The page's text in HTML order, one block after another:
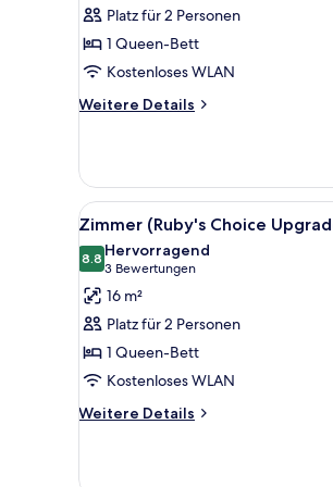
anzeigen
Platz für 2 Personen
1 Queen-Bett
Kostenloses WLAN
Weitere Details
Weitere
(Lovely)
Alle
Fotos
für
Zimmer
(Ruby's
Choice
Upgraded)
anzeigen
Ein
7
Zimmer (Ruby's Choice
8.88.8 von 10
Hervorragend
3 Bewertungen
(3
Bewertungen)
16 m²
Platz für 2 Personen
1 Queen-Bett
Kostenloses WLAN
Weitere Details
Weitere